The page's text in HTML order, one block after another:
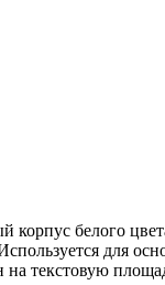
белого
для
текстовую